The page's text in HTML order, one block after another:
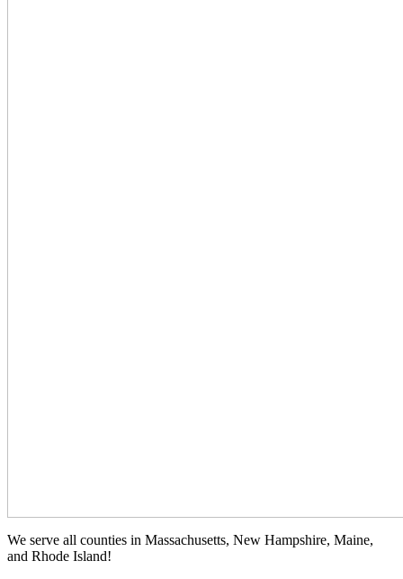
We serve all counties in Massachusetts, New Hampshire, Maine,
and Rhode Island!